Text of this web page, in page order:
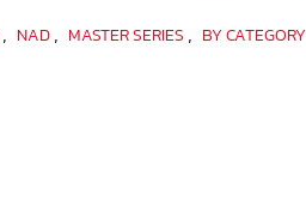
, NAD, MASTER SERIES , BY CATEGORY